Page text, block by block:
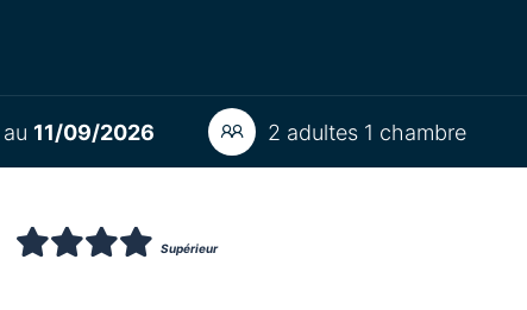
au 11/09/2026 2 adultes 1 chambre
Supérieur